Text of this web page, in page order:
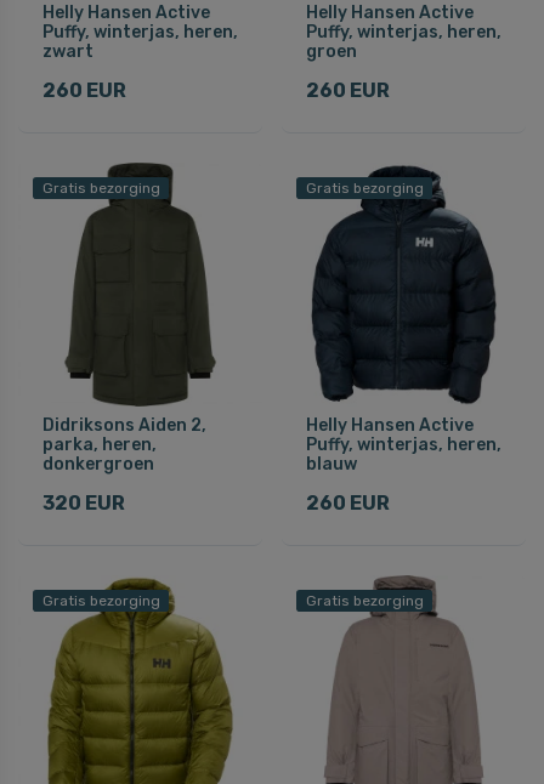
Helly Hansen Active
Puffy, winterjas, heren,
zwart
260 EUR
Helly Hansen Active
Puffy, winterjas, heren,
groen
260 EUR
Gratis bezorging
Didriksons Aiden 2,
parka, heren,
donkergroen
320 EUR
Gratis bezorging
Helly Hansen Active
Puffy, winterjas, heren,
blauw
260 EUR
Gratis bezorging Gratis bezorging